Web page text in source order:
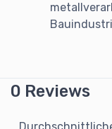
0 Reviews